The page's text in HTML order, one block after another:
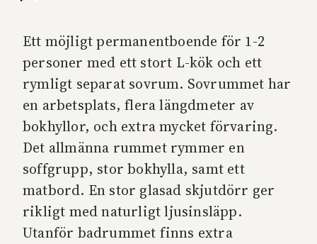
Ett möjligt permanentboende för 1-2
personer med ett stort L-kök och ett
rymligt separat sovrum. Sovrummet har
en arbetsplats, flera längdmeter av
bokhyllor, och extra mycket förvaring.
Det allmänna rummet rymmer en
soffgrupp, stor bokhylla, samt ett
matbord. En stor glasad skjutdörr ger
rikligt med naturligt ljusinsläpp.
Utanför badrummet finns extra